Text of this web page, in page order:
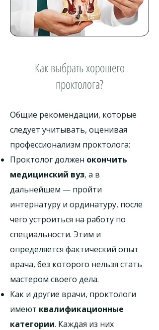
Как выбрать хорошего
проктолога?
Общие рекомендации, которые
следует учитывать, оценивая
профессионализм проктолога:
Проктолог должен окончить
медицинский вуз, а в
дальнейшем — пройти
интернатуру и ординатуру, после
чего устроиться на работу по
специальности. Этим и
определяется фактический опыт
врача, без которого нельзя стать
мастером своего дела.
Как и другие врачи, проктологи
имеют квалификационные
категории. Каждая из них